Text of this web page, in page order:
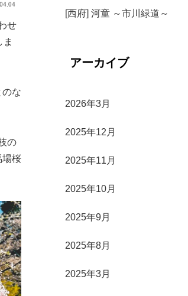
せ
な
の
場桜
[西府] 河童 ～市川緑道～
アーカイブ
2026年3月
2025年12月
2025年11月
2025年10月
2025年9月
2025年8月
2025年3月